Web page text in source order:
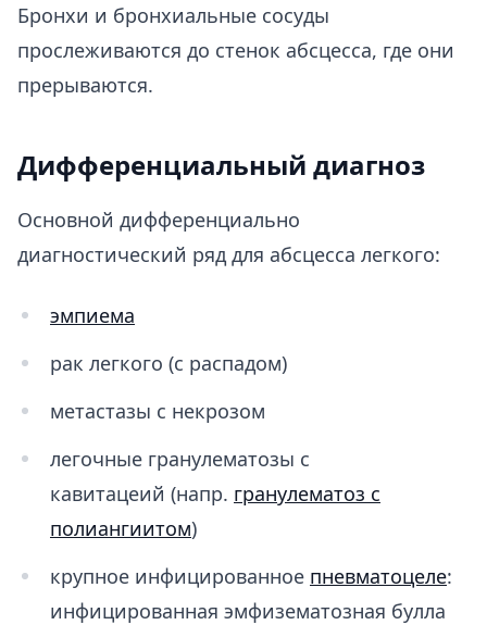
Бронхи и бронхиальные сосуды
прослеживаются до стенок абсцесса, где они
прерываются.
Дифференциальный диагноз
Основной дифференциально
диагностический ряд для абсцесса легкого:
эмпиема
рак легкого (с распадом)
метастазы с некрозом
легочные гранулематозы с
кавитацеий (напр. гранулематоз с
полиангиитом)
крупное инфицированное пневматоцеле:
инфицированная эмфизематозная булла